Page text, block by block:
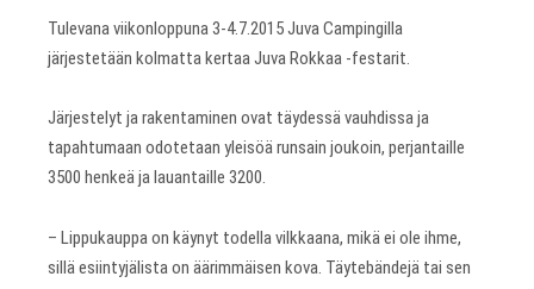
Tulevana viikonloppuna 3-4.7.2015 Juva Campingilla
järjestetään kolmatta kertaa Juva Rokkaa -festarit.
Järjestelyt ja rakentaminen ovat täydessä vauhdissa ja
tapahtumaan odotetaan yleisöä runsain joukoin, perjantaille
3500 henkeä ja lauantaille 3200.
– Lippukauppa on käynyt todella vilkkaana, mikä ei ole ihme,
sillä esiintyjälista on äärimmäisen kova. Täytebändejä tai sen